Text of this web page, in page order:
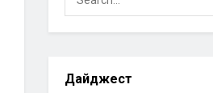
Дайджест